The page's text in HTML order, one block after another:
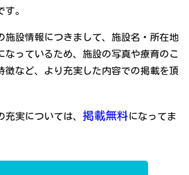
。
施設情報につきまして、施設名・所在地
なっているため、施設の写真や療育のこ
徴など、より充実した内容での掲載を頂
充実については、 掲載無料になってま